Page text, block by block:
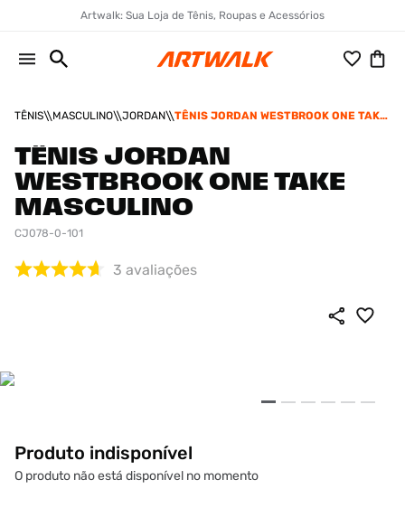
Artwalk: Sua Loja de Tênis, Roupas e Acessórios
TÊNIS MASCULINO JORDAN
TÊNIS JORDAN WESTBROOK ONE TAKE
TÊNIS JORDAN
WESTBROOK ONE TAKE
MASCULINO
CJ078-0-101
3 avaliações
Produto indisponível
O produto não está disponível no momento